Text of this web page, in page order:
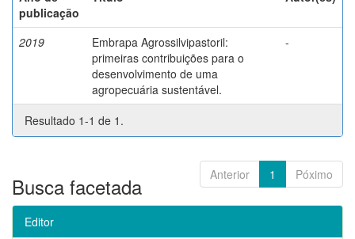
publicação
2019
Embrapa Agrossilvipastoril:
primeiras contribuições para o
desenvolvimento de uma
agropecuária sustentável.
-
Resultado 1-1 de 1.
Anterior 1 Póximo
Busca facetada
Editor